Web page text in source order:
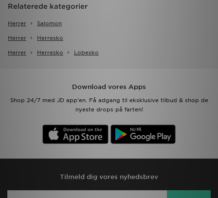
Relaterede kategorier
Herrer Salomon
Herrer Herresko
Herrer Herresko Lobesko
Download vores Apps
Shop 24/7 med JD app'en. Få adgang til eksklusive tilbud & shop de
nyeste drops på farten!
Tilmeld dig vores nyhedsbrev